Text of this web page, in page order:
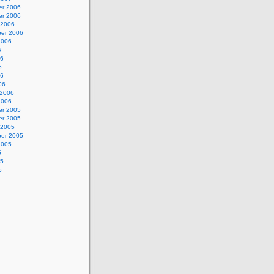
2006
2006
2006
2005
2005
2005